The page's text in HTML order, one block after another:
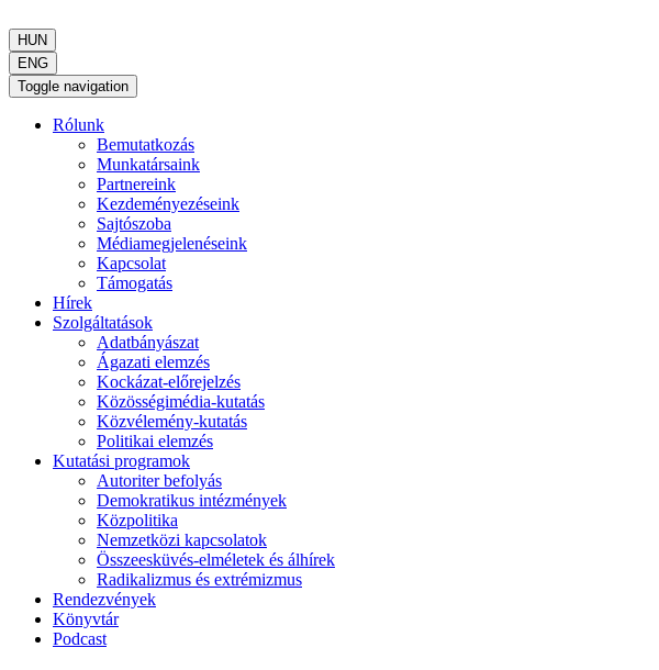
HUN
ENG
Toggle navigation
Rólunk
Bemutatkozás
Munkatársaink
Partnereink
Kezdeményezéseink
Sajtószoba
Médiamegjelenéseink
Kapcsolat
Támogatás
Hírek
Szolgáltatások
Adatbányászat
Ágazati elemzés
Kockázat-előrejelzés
Közösségimédia-kutatás
Közvélemény-kutatás
Politikai elemzés
Kutatási programok
Autoriter befolyás
Demokratikus intézmények
Közpolitika
Nemzetközi kapcsolatok
Összeesküvés-elméletek és álhírek
Radikalizmus és extrémizmus
Rendezvények
Könyvtár
Podcast